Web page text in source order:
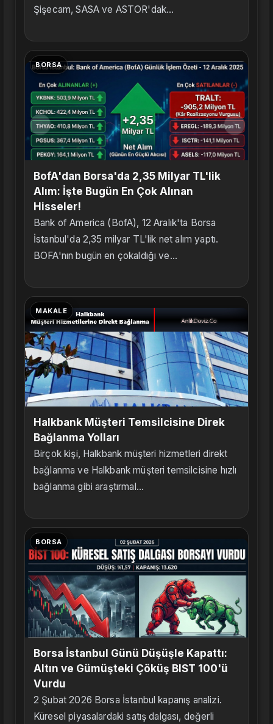
Şişecam, SASA ve ASTOR'dak...
BORSA
BofA'dan Borsa'da 2,35 Milyar TL'lik
Alım: İşte Bugün En Çok Alınan
Hisseler!
Bank of America (BofA), 12 Aralık'ta Borsa
İstanbul'da 2,35 milyar TL'lik net alım yaptı.
BOFA'nın bugün en çokaldığı ve...
MAKALE
Halkbank Müşteri Temsilcisine Direk
Bağlanma Yolları
Birçok kişi, Halkbank müşteri hizmetleri direkt
bağlanma ve Halkbank müşteri temsilcisine hızlı
bağlanma gibi araştırmal...
BORSA
Borsa İstanbul Günü Düşüşle Kapattı:
Altın ve Gümüşteki Çöküş BIST 100'ü
Vurdu
2 Şubat 2026 Borsa İstanbul kapanış analizi.
Küresel piyasalardaki satış dalgası, değerli